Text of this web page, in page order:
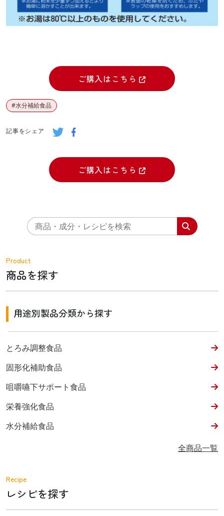
Product
商品を探す
用途別製品分類から探す
とろみ調整食品
固形化補助食品
咀嚼嚥下サポート食品
栄養強化食品
水分補給食品
全商品一覧
Recipe
レシピを探す
ご購入はこちら
#水分補給食品
記事をシェア
ご購入はこちら